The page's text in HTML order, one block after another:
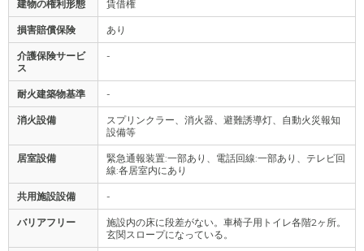
建物の権利形態 賃借権
損害賠償保険 あり
介護保険サービ
ス
-
耐火建築物基準 -
消火設備
スプリンクラー、消火器、避難誘導灯、自動火災報知
設備等
居室設備
緊急通報装置:一部あり、電話回線:一部あり、テレビ回
線:各居室内にあり
共用施設設備 -
バリアフリー
施設内の床に段差がない。車椅子用トイレ各階2ヶ所。
玄関スロープになっている。